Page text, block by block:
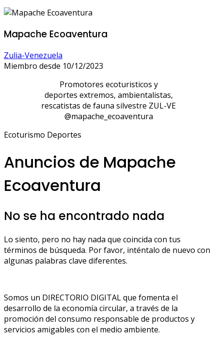
Mapache Ecoaventura
Zulia-Venezuela
Miembro desde 10/12/2023
Promotores ecoturisticos y
deportes extremos, ambientalistas,
rescatistas de fauna silvestre ZUL-VE
@mapache_ecoaventura
Ecoturismo Deportes
Anuncios de Mapache
Ecoaventura
No se ha encontrado nada
Lo siento, pero no hay nada que coincida con tus
términos de búsqueda. Por favor, inténtalo de nuevo con
algunas palabras clave diferentes.
Somos un DIRECTORIO DIGITAL que fomenta el
desarrollo de la economía circular, a través de la
promoción del consumo responsable de productos y
servicios amigables con el medio ambiente.